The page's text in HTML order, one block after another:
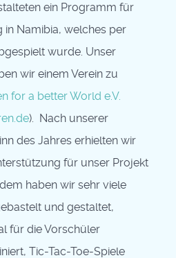
ein Programm für
in Namibia, welches per
wurde. Unser
wir einem Verein zu
for a better World e.V.
). Nach unserer
des Jahres erhielten wir
für unser Projekt
haben wir sehr viele
und gestaltet,
für die Vorschüler
Tic-Tac-Toe-Spiele